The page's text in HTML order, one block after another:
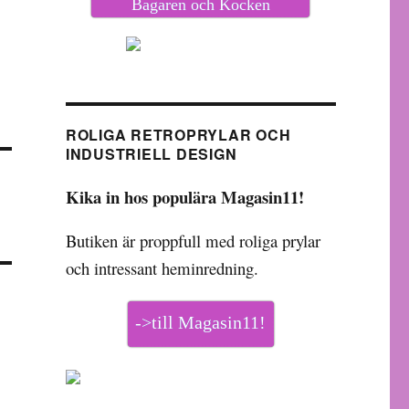
Bagaren och Kocken
ROLIGA RETROPRYLAR OCH
INDUSTRIELL DESIGN
Kika in hos populära Magasin11!
Butiken är proppfull med roliga prylar
och intressant heminredning.
->till Magasin11!